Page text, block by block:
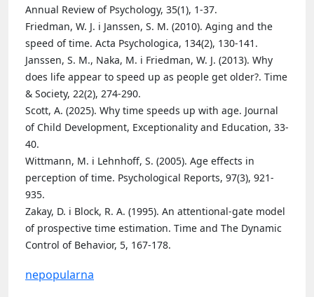
Annual Review of Psychology, 35(1), 1-37.
Friedman, W. J. i Janssen, S. M. (2010). Aging and the
speed of time. Acta Psychologica, 134(2), 130-141.
Janssen, S. M., Naka, M. i Friedman, W. J. (2013). Why
does life appear to speed up as people get older?. Time
& Society, 22(2), 274-290.
Scott, A. (2025). Why time speeds up with age. Journal
of Child Development, Exceptionality and Education, 33-
40.
Wittmann, M. i Lehnhoff, S. (2005). Age effects in
perception of time. Psychological Reports, 97(3), 921-
935.
Zakay, D. i Block, R. A. (1995). An attentional-gate model
of prospective time estimation. Time and The Dynamic
Control of Behavior, 5, 167-178.
nepopularna